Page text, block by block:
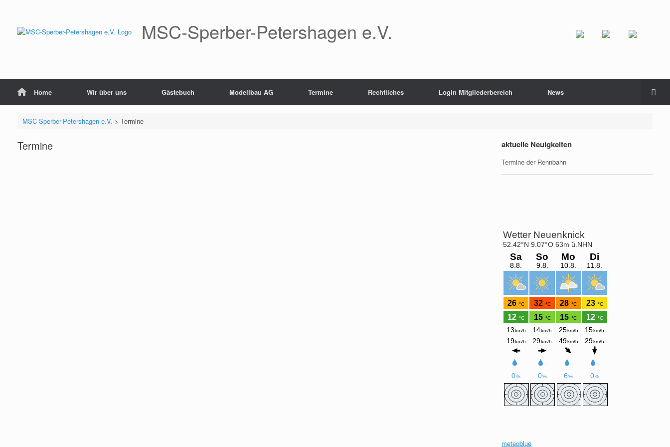
MSC-Sperber-Petershagen e.V.
Home Wir über uns Gästebuch Modellbau AG Termine Rechtliches Login Mitgliederbereich News
MSC-Sperber-Petershagen e.V. > Termine
Termine aktuelle Neuigkeiten
Termine der Rennbahn
meteoblue